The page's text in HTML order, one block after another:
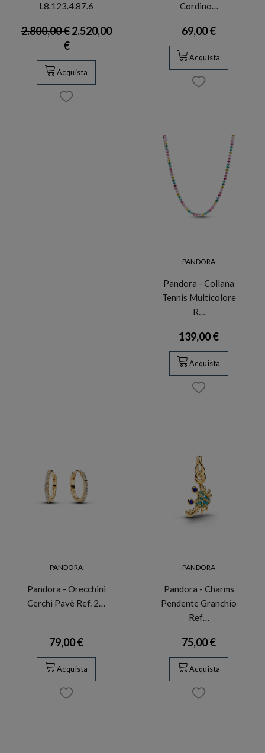
L8.123.4.87.6
2.800,00 €2.520,00
€
Acquista
Cordino…
69,00 €
Acquista
PANDORA
Pandora - Collana
Tennis Multicolore
R…
139,00 €
Acquista
PANDORA
Pandora - Orecchini
Cerchi Pavè Ref. 2…
79,00 €
Acquista
PANDORA
Pandora - Charms
Pendente Granchio
Ref…
75,00 €
Acquista